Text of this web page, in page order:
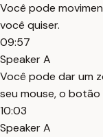
Você pode
você quiser.
09:57
Speaker A
Você pode dar um
seu mouse, o botão
10:03
Speaker A